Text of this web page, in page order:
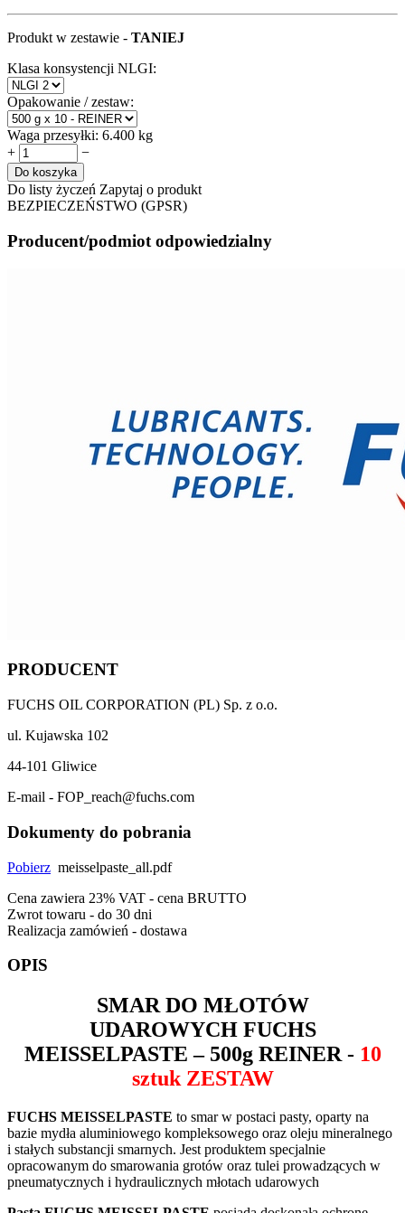
Produkt w zestawie - TANIEJ
Klasa konsystencji NLGI:
Opakowanie / zestaw:
Waga przesyłki: 6.400 kg
+
−
Do koszyka
Do listy życzeń Zapytaj o produkt
BEZPIECZEŃSTWO (GPSR)
Producent/podmiot odpowiedzialny
PRODUCENT
FUCHS OIL CORPORATION (PL) Sp. z o.o.
ul. Kujawska 102
44-101 Gliwice
E-mail - FOP_reach@fuchs.com
Dokumenty do pobrania
Pobierz meisselpaste_all.pdf
Cena zawiera 23% VAT - cena BRUTTO
Zwrot towaru - do 30 dni
Realizacja zamówień - dostawa
OPIS
SMAR DO MŁOTÓW
UDAROWYCH FUCHS
MEISSELPASTE – 500g REINER - 10
sztuk ZESTAW
FUCHS MEISSELPASTE to smar w postaci pasty, oparty na
bazie mydła aluminiowego kompleksowego oraz oleju mineralnego
i stałych substancji smarnych. Jest produktem specjalnie
opracowanym do smarowania grotów oraz tulei prowadzących w
pneumatycznych i hydraulicznych młotach udarowych